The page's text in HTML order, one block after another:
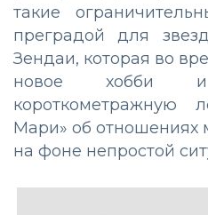
такие
преградой для
Зендаи, которая во
новое хобби
короткометражную
Мари» об
на фоне непростой